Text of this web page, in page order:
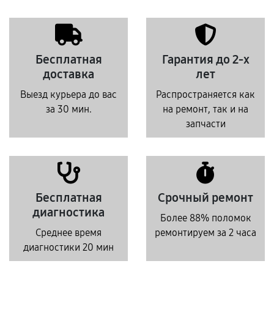
Бесплатная
доставка
Выезд курьера до вас
за 30 мин.
Гарантия до 2-х
лет
Распространяется как
на ремонт, так и на
запчасти
Бесплатная
диагностика
Среднее время
диагностики 20 мин
Срочный ремонт
Более 88% поломок
ремонтируем за 2 часа